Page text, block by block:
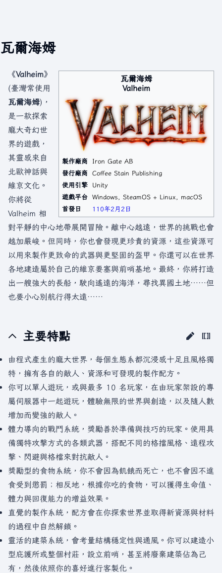
瓦爾海姆
瓦爾海姆
Valheim
製作廠商
Iron Gate AB
發行廠商
Coffee Stain Publishing
使用引擎
Unity
遊戲平台
Windows, SteamOS + Linux, macOS
首發日
110年2月2日
《Valheim》
(臺灣常使用
瓦爾海姆)，
是一款探索
龐大奇幻世
界的遊戲，
其靈感來自
北歐神話與
維京文化。
你將從
Valheim 相
對平靜的中心地帶展開冒險。離中心越遠，世界的挑戰也會
越加嚴峻。但同時，你也會發現更珍貴的資源，這些資源可
以用來製作更致命的武器與更堅固的盔甲。你還可以在世界
各地建造屬於自己的維京要塞與前哨基地。最終，你將打造
出一艘強大的長船，駛向遙遠的海洋，尋找異國土地……但
也要小心別航行得太遠……
主要特點
由程式產生的龐大世界，每個生態系都沉浸感十足且風格獨
特，擁有各自的敵人、資源和可發現的製作配方。
你可以單人遊玩，或與最多 10 名玩家，在由玩家架設的專
屬伺服器中一起遊玩，體驗無限的世界與創造，以及隨人數
增加而變強的敵人。
體力導向的戰鬥系統，獎勵善於準備與技巧的玩家。使用具
備獨特攻擊方式的各類武器，搭配不同的格擋風格、遠程攻
擊、閃避與格檔來對抗敵人。
獎勵型的食物系統，你不會因為飢餓而死亡，也不會因不進
食受到懲罰；相反地，根據你吃的食物，可以獲得生命值、
體力與回復能力的增益效果。
直覺的製作系統，配方會在你探索世界並取得新資源與材料
的過程中自然解鎖。
靈活的建築系統，會考量結構穩定性與通風。你可以建造小
型庇護所或整個村莊，設立前哨，甚至將廢棄建築佔為己
有，然後依照你的喜好進行客製化。